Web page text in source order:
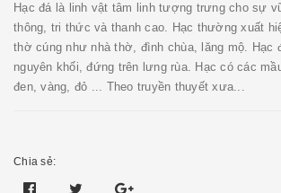
Hạc đá là linh vật tâm linh tượng trưng cho sự
thông, tri thức và thanh cao. Hạc thường xuất
thờ cúng như nhà thờ, đình chùa, lăng mộ. Hạc
nguyên khối, đứng trên lưng rùa. Hạc có các
đen, vàng, đỏ ... Theo truyền thuyết xưa...
Chia sẻ: